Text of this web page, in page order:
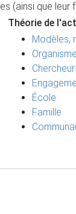
(ainsi que
Théorie de
Modèles,
École
Famille